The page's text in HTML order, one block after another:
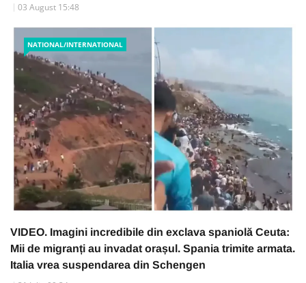
03 August 15:48
NATIONAL/INTERNATIONAL
VIDEO. Imagini incredibile din exclava spaniolă Ceuta:
Mii de migranți au invadat orașul. Spania trimite armata.
Italia vrea suspendarea din Schengen